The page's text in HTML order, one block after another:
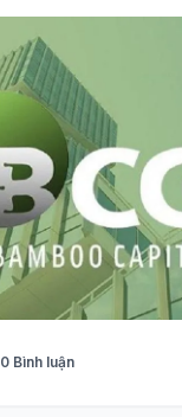
0 Bình luận